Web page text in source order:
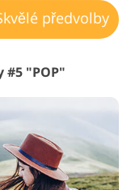
předvolby
"POP"